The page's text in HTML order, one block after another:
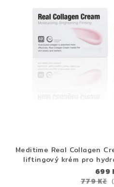
Meditime Real Collagen
liftingový krém pro
699
779 Kč